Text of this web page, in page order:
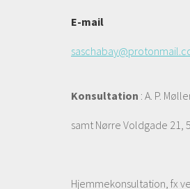
E-mail
Konsultation : A. P.
samt Nørre Voldgade 21,
Hjemmekonsultation, fx